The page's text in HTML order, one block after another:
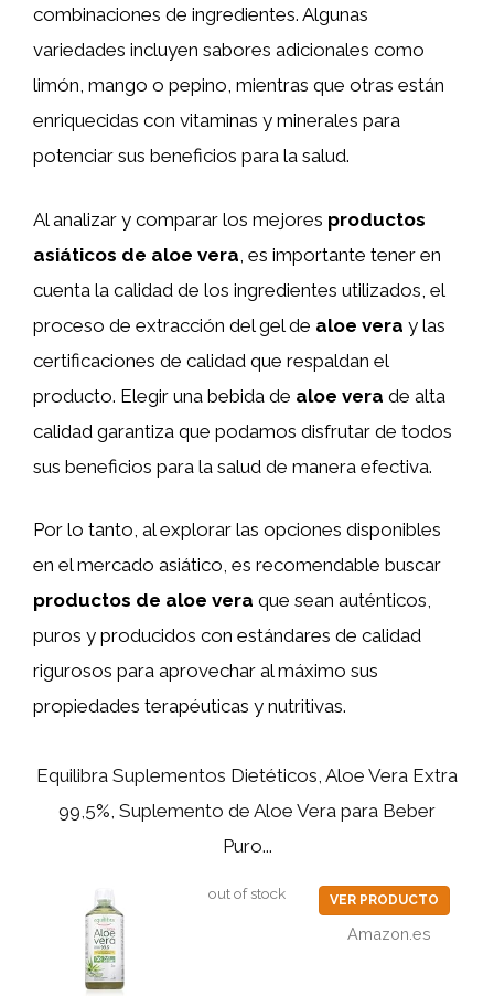
combinaciones de ingredientes. Algunas
variedades incluyen sabores adicionales como
limón, mango o pepino, mientras que otras están
enriquecidas con vitaminas y minerales para
potenciar sus beneficios para la salud.
Al analizar y comparar los mejores productos
asiáticos de aloe vera , es importante tener en
cuenta la calidad de los ingredientes utilizados, el
proceso de extracción del gel de aloe vera y las
certificaciones de calidad que respaldan el
producto. Elegir una bebida de aloe vera de alta
calidad garantiza que podamos disfrutar de todos
sus beneficios para la salud de manera efectiva.
Por lo tanto, al explorar las opciones disponibles
en el mercado asiático, es recomendable buscar
productos de aloe vera que sean auténticos,
puros y producidos con estándares de calidad
rigurosos para aprovechar al máximo sus
propiedades terapéuticas y nutritivas.
Equilibra Suplementos Dietéticos, Aloe Vera Extra
99,5%, Suplemento de Aloe Vera para Beber
Puro...
out of stock VER PRODUCTO
Amazon.es